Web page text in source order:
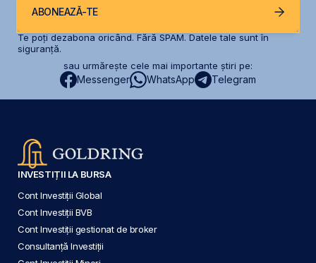
ABONEAZĂ-TE
Te poți dezabona oricând. Fără SPAM. Datele tale sunt în
siguranță.
sau urmărește cele mai importante știri pe:
Messenger WhatsApp Telegram
INVESTIȚII LA BURSA
Cont Investiții Global
Cont Investiții BVB
Cont Investiții gestionat de broker
Consultanță Investiții